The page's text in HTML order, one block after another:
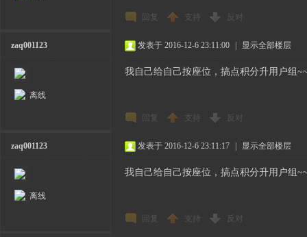
回复 支持 反对
zaq001123
离线
发表于 2016-12-6 23:11:00 显示全部楼层
我自己给自己按座位，搞点积分升用户组
回复 支持 反对
zaq001123
离线
发表于 2016-12-6 23:11:17 显示全部楼层
我自己给自己按座位，搞点积分升用户组
回复 支持 反对